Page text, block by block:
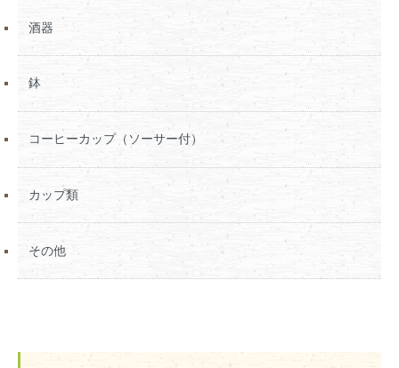
酒器
鉢
コーヒーカップ（ソーサー付）
カップ類
その他